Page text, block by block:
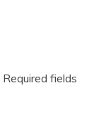
Required fields